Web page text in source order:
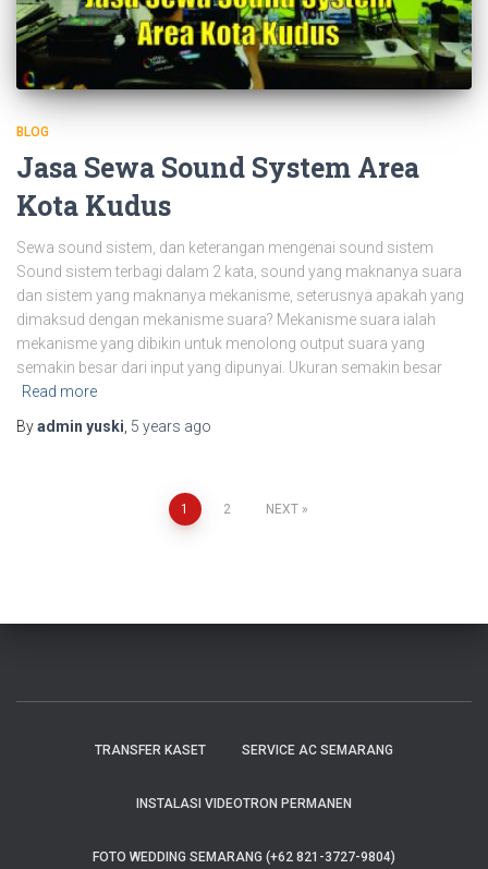
BLOG
Jasa Sewa Sound System Area
Kota Kudus
Sewa sound sistem, dan keterangan mengenai sound sistem
Sound sistem terbagi dalam 2 kata, sound yang maknanya suara
dan sistem yang maknanya mekanisme, seterusnya apakah yang
dimaksud dengan mekanisme suara? Mekanisme suara ialah
mekanisme yang dibikin untuk menolong output suara yang
semakin besar dari input yang dipunyai. Ukuran semakin besar
Read more
Byadmin yuski 5 years ago
1 2 NEXT
TRANSFER KASET SERVICE AC SEMARANG
INSTALASI VIDEOTRON PERMANEN
FOTO WEDDING SEMARANG (+62 821-3727-9804)